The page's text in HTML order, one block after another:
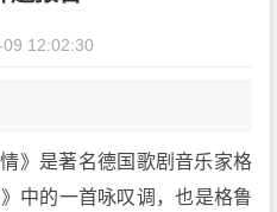
12:02:30
》是著名德国歌剧音乐家格
中的一首咏叹调，也是格鲁